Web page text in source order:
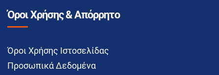
Όροι Χρήσης & Απόρρητο
Όροι Χρήσης Ιστοσελίδας
Προσωπικά Δεδομένα